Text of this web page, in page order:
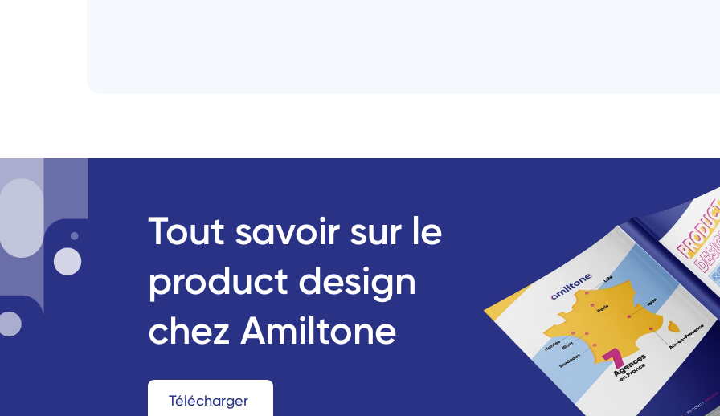
Tout savoir sur le
product design
chez Amiltone
Télécharger